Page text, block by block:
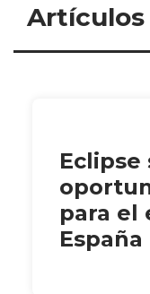
Artículos
Eclipse
para el
España